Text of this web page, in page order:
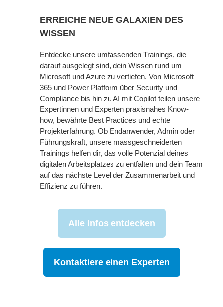
ERREICHE NEUE GALAXIEN DES
WISSEN
Entdecke unsere umfassenden Trainings, die
darauf ausgelegt sind, dein Wissen rund um
Microsoft und Azure zu vertiefen. Von Microsoft
365 und Power Platform über Security und
Compliance bis hin zu AI mit Copilot teilen unsere
Expertinnen und Experten praxisnahes Know-
how, bewährte Best Practices und echte
Projekterfahrung. Ob Endanwender, Admin oder
Führungskraft, unsere massgeschneiderten
Trainings helfen dir, das volle Potenzial deines
digitalen Arbeitsplatzes zu entfalten und dein Team
auf das nächste Level der Zusammenarbeit und
Effizienz zu führen.
Alle Infos entdecken
Kontaktiere einen Experten